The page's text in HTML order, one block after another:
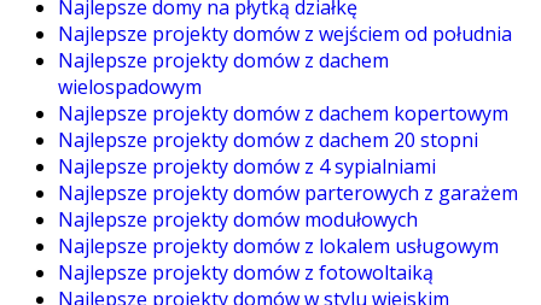
Najlepsze domy na płytką działkę
Najlepsze projekty domów z wejściem od południa
Najlepsze projekty domów z dachem
wielospadowym
Najlepsze projekty domów z dachem kopertowym
Najlepsze projekty domów z dachem 20 stopni
Najlepsze projekty domów z 4 sypialniami
Najlepsze projekty domów parterowych z garażem
Najlepsze projekty domów modułowych
Najlepsze projekty domów z lokalem usługowym
Najlepsze projekty domów z fotowoltaiką
Najlepsze projekty domów w stylu wiejskim